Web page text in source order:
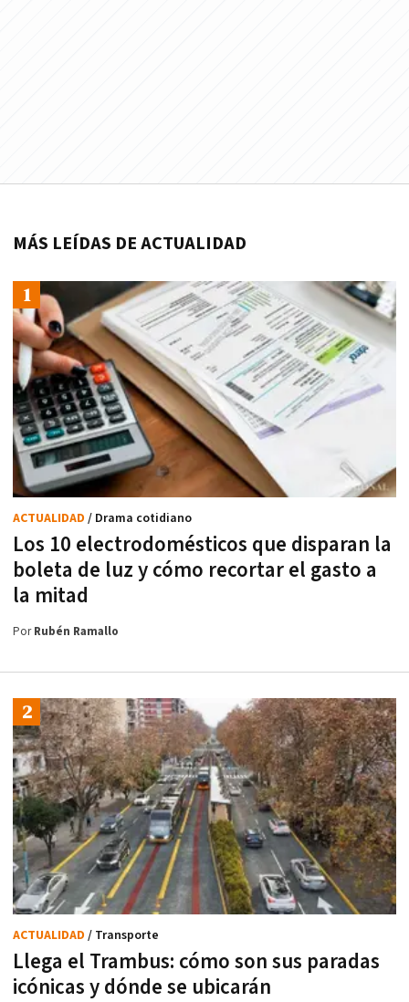
MÁS LEÍDAS DE ACTUALIDAD
Los 10 electrodomésticos que disparan la
boleta de luz y cómo recortar el gasto a
la mitad
ACTUALIDAD / Drama cotidiano
PorRubén Ramallo
Llega el Trambus: cómo son sus paradas
icónicas y dónde se ubicarán
ACTUALIDAD / Transporte